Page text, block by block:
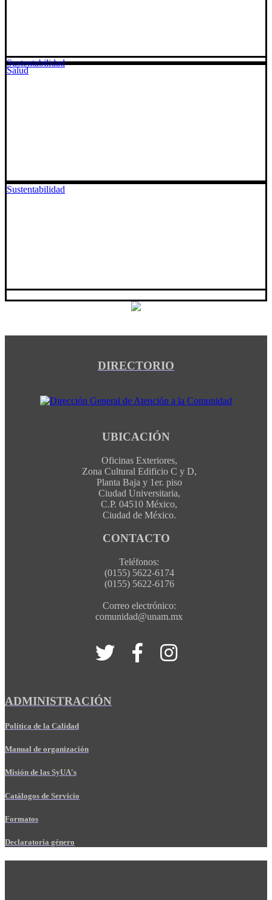
Salud
Sustentabilidad
Sustentabilidad
DIRECTORIO
UBICACIÓN
Oficinas Exteriores,
Zona Cultural Edificio C y D,
Planta Baja y 1er. piso
Ciudad Universitaria,
C.P. 04510 México,
Ciudad de México.
CONTACTO
Teléfonos:
(0155) 5622-6174
(0155) 5622-6176
Correo electrónico:
comunidad@unam.mx
ADMINISTRACIÓN
Política de la Calidad
Manual de organización
Misión de las SyUA's
Catálogos de Servicio
Formatos
Declaratoria género